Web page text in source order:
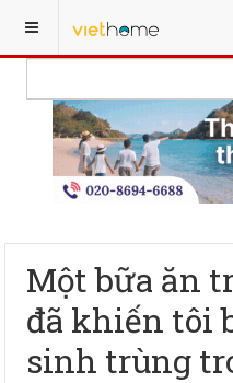
Một bữa ăn
đã khiến tôi
sinh trùng